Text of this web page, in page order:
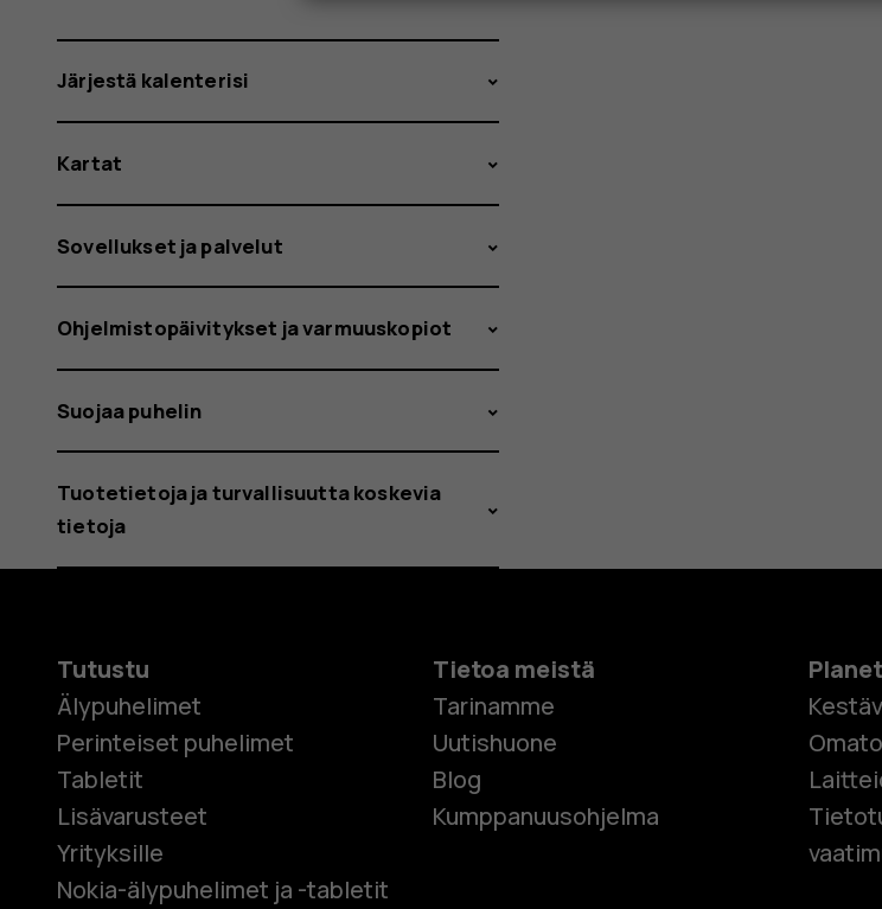
Järjestä kalenterisi
Kartat
Sovellukset ja palvelut
Ohjelmistopäivitykset ja varmuuskopiot
Suojaa puhelin
Tuotetietoja ja turvallisuutta koskevia
tietoja
Tutustu
Älypuhelimet
Perinteiset puhelimet
Tabletit
Lisävarusteet
Yrityksille
Nokia-älypuhelimet ja -tabletit
Tietoa meistä
Tarinamme
Uutishuone
Blog
Kumppanuusohjelma